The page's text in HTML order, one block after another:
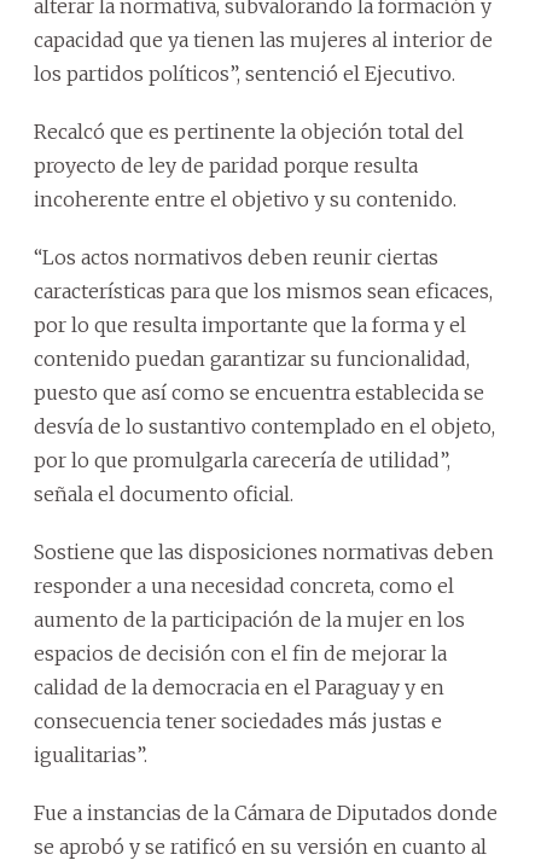
alterar la normativa, subvalorando la formación y
capacidad que ya tienen las mujeres al interior de
los partidos políticos”, sentenció el Ejecutivo.
Recalcó que es pertinente la objeción total del
proyecto de ley de paridad porque resulta
incoherente entre el objetivo y su contenido.
“Los actos normativos deben reunir ciertas
características para que los mismos sean eficaces,
por lo que resulta importante que la forma y el
contenido puedan garantizar su funcionalidad,
puesto que así como se encuentra establecida se
desvía de lo sustantivo contemplado en el objeto,
por lo que promulgarla carecería de utilidad”,
señala el documento oficial.
Sostiene que las disposiciones normativas deben
responder a una necesidad concreta, como el
aumento de la participación de la mujer en los
espacios de decisión con el fin de mejorar la
calidad de la democracia en el Paraguay y en
consecuencia tener sociedades más justas e
igualitarias”.
Fue a instancias de la Cámara de Diputados donde
se aprobó y se ratificó en su versión en cuanto al